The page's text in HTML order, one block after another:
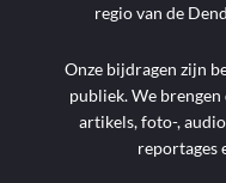
regio van de
Onze bijdragen zijn
publiek. We brengen
artikels, foto-,
reportages